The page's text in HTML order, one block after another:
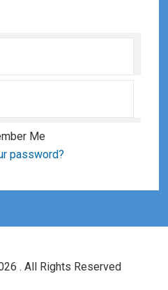
Me
password?
. All Rights Reserved